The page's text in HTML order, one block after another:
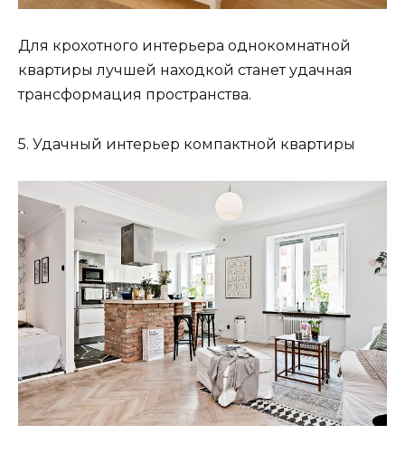
Для крохотного интерьера однокомнатной
квартиры лучшей находкой станет удачная
трансформация пространства.
5. Удачный интерьер компактной квартиры